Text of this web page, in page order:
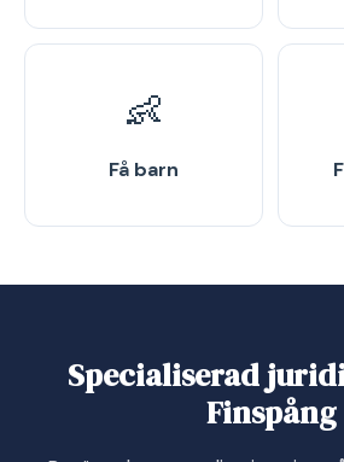
👶
Få barn
Specialiserad
Finspång